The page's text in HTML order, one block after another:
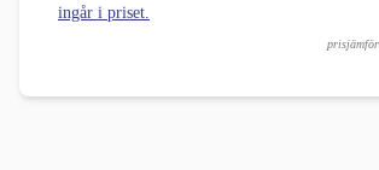
ingår i priset.